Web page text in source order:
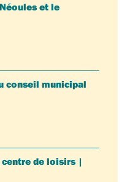
et le
conseil municipal
de loisirs |